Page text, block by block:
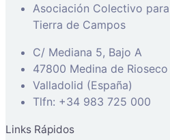
Asociación Colectivo
Tierra de Campos
C/ Mediana 5, Bajo A
47800 Medina de Rioseco
Valladolid (España)
Tlfn: +34 983 725 000
Links Rápidos